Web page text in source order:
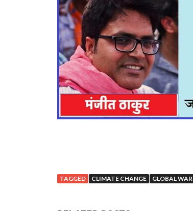
TAGGED CLIMATE CHANGE GLOBAL